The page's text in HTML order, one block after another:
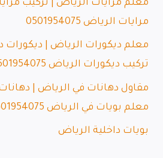
معلم مرايات الرياض | تركيب
مرايات الرياض 0501954075
معلم ديكورات الرياض | ديكورات
تركيب ديكورات الرياض 0501954075
مقاول دهانات في الرياض | دهانات
معلم بويات في الرياض 0501954075
بويات داخلية الرياض